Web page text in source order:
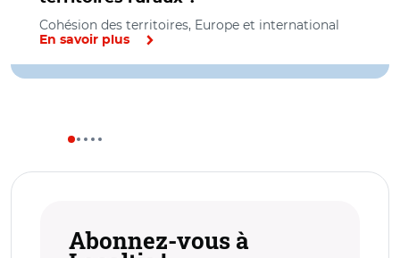
Cohésion des territoires, Europe et international
En savoir plus
Abonnez-vous à